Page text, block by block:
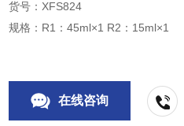
货号：XFS824
规格：R1：45ml×1 R2：15ml×1
在线咨询